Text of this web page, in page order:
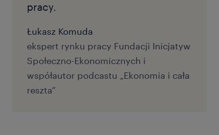
pracy.
Łukasz Komuda
ekspert rynku pracy Fundacji Inicjatyw
Społeczno-Ekonomicznych i
współautor podcastu „Ekonomia i cała
reszta”